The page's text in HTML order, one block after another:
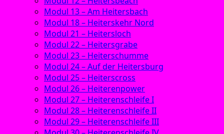
Modul 13 – Am Heitersbach
Modul 18 – Heiterskehr Nord
Modul 21 – Heitersloch
Modul 22 – Heitersgrabe
Modul 23 – Heiterschumme
Modul 24 – Auf der Heitersburg
Modul 25 – Heiterscross
Modul 26 – Heiterenpower
Modul 27 – Heiterenschleife I
Modul 28 – Heiterenschleife II
Modul 29 – Heiterenschleife III